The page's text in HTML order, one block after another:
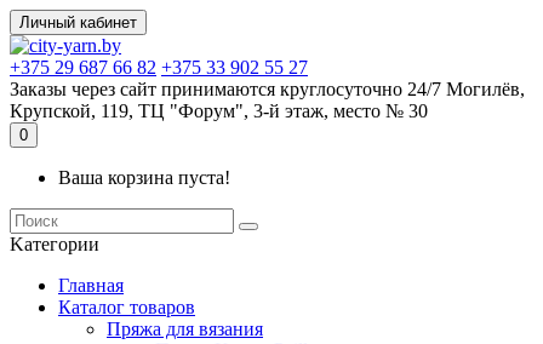
Личный кабинет
+375 29 687 66 82 +375 33 902 55 27
Заказы через сайт принимаются круглосуточно 24/7 Могилёв,
Крупской, 119, ТЦ "Форум", 3-й этаж, место № 30
0
Ваша корзина пуста!
Kатегории
Главная
Каталог товаров
Пряжа для вязания